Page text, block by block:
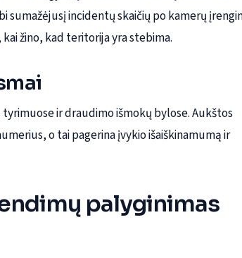
sumažėjusį incidentų skaičių po kamerų
žino, kad teritorija yra stebima.
ir draudimo išmokų bylose. Aukštos
o tai pagerina įvykio išaiškinamumą ir
palyginimas